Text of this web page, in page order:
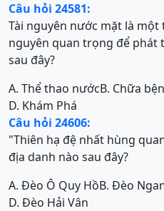
Câu hỏi 24581:
Tài nguyên nước mặt là
nguyên quan trọng để phát
sau đây?
A. Thể thao nướcB. Chữa
D. Khám Phá
Câu hỏi 24606:
"Thiên hạ đệ nhất hùng
địa danh nào sau đây?
A. Đèo Ô Quy HồB. Đèo
D. Đèo Hải Vân